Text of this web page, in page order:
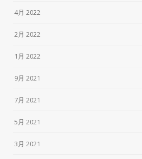
4月 2022
2月 2022
1月 2022
9月 2021
7月 2021
5月 2021
3月 2021